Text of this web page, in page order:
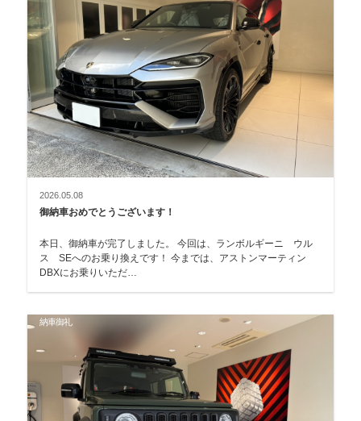
2026.05.08
御納車おめでとうございます！
本日、御納車が完了しました。 今回は、ランボルギーニ ウル
ス SEへのお乗り換えです！ 今までは、アストンマーティン
DBXにお乗りいただ…
納車御礼